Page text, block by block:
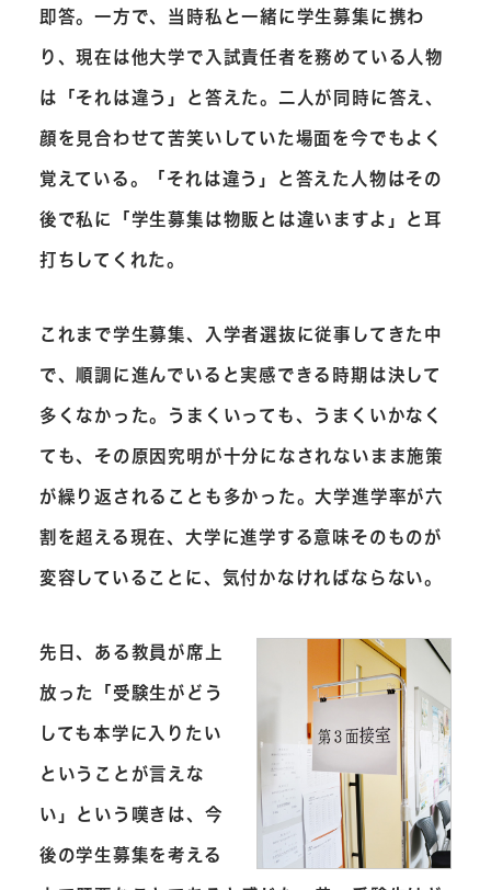
即答。一方で、当時私と一緒に学生募集に携わ
り、現在は他大学で入試責任者を務めている人物
は「それは違う」と答えた。二人が同時に答え、
顔を見合わせて苦笑いしていた場面を今でもよく
覚えている。「それは違う」と答えた人物はその
後で私に「学生募集は物販とは違いますよ」と耳
打ちしてくれた。
これまで学生募集、入学者選抜に従事してきた中
で、順調に進んでいると実感できる時期は決して
多くなかった。うまくいっても、うまくいかなく
ても、その原因究明が十分になされないまま施策
が繰り返されることも多かった。大学進学率が六
割を超える現在、大学に進学する意味そのものが
変容していることに、気付かなければならない。
先日、ある教員が席上
放った「受験生がどう
しても本学に入りたい
ということが言えな
い」という嘆きは、今
後の学生募集を考える